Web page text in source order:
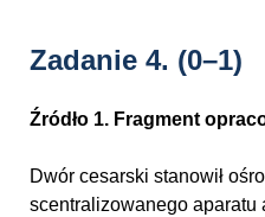
Zadanie 4. (0–1)
Źródło 1. Fragment
Dwór cesarski stanowił
scentralizowanego aparatu